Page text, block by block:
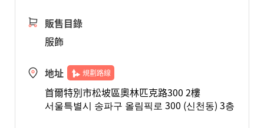
販售目錄
服飾
地址 規劃路線
首爾特別市松坡區奧林匹克路300 2樓
서울특별시 송파구 올림픽로 300 (신천동) 3층